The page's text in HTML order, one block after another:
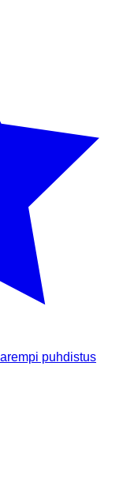
puhdistus